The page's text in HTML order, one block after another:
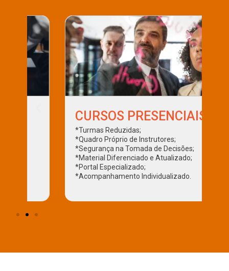
CURSOS PRESENCIAIS
*Turmas Reduzidas;
*Quadro Próprio de Instrutores;
*Segurança na Tomada de Decisões;
*Material Diferenciado e Atualizado;
*Portal Especializado;
*Acompanhamento Individualizado.